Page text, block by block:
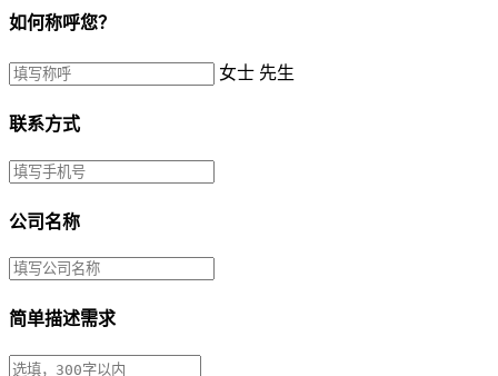
如何称呼您？
女士 先生
联系方式
公司名称
简单描述需求